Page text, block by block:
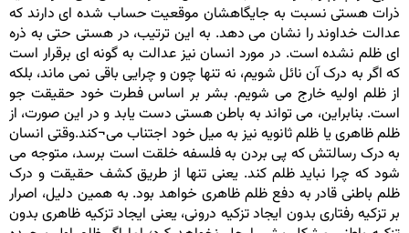
ذرات هستی نسبت به جایگاهشان موقعیت حساب شده ای دارند که
عدالت خداوند را نشان می دهد. به این ترتیب، در هستی حتی به ذره
ای ظلم نشده است. در مورد انسان نیز عدالت به گونه ای برقرار است
که اگر به درک آن نائل شویم، نه تنها چون و چرایی باقی نمی ماند، بلکه
از ظلم اولیه خارج می شویم. بشر بر اساس فطرت خود حقیقت جو
است. بنابراین، می تواند به باطن هستی دست یابد و در این صورت، از
ظلم ظاهری یا ظلم ثانویه نیز به میل خود اجتناب می¬کند.وقتی انسان
به درک رسالتش که پی بردن به فلسفه خلقت است برسد، متوجه می
شود که چرا نباید ظلم کند. یعنی تنها از طریق کشف حقیقت و درک
ظلم باطنی قادر به دفع ظلم ظاهری خواهد بود. به همین دلیل، اصرار
بر تزکیه رفتاری بدون ایجاد تزکیه درونی، یعنی ایجاد تزکیه ظاهری بدون